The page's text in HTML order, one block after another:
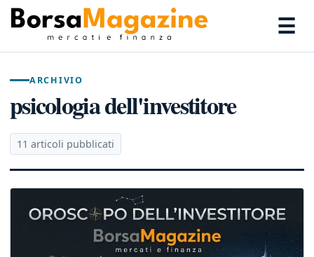
☰
ARCHIVIO
psicologia dell'investitore
11 articoli pubblicati